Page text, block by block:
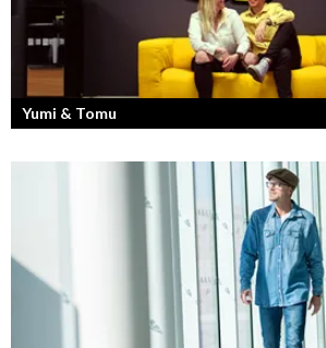
Yumi & Tomu
Läs mer om deras liv som YouTubers och